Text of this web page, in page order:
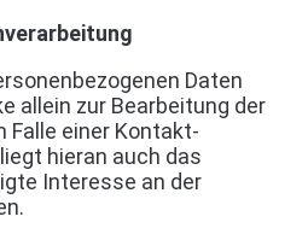
Daten
allein zur Bearbeitung der
Falle einer Kontakt-
hieran auch das
Interesse an der